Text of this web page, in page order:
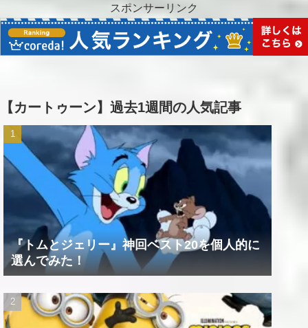
スポンサーリンク
【カートゥーン】過去1週間の人気記事
『トムとジェリー』神回ベスト20を個人的に
選んでみた！